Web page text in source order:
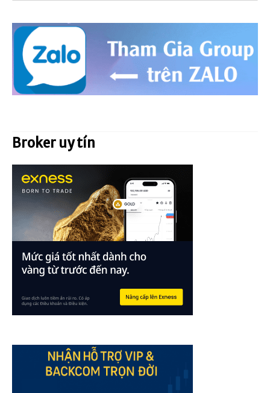
Broker uy tín